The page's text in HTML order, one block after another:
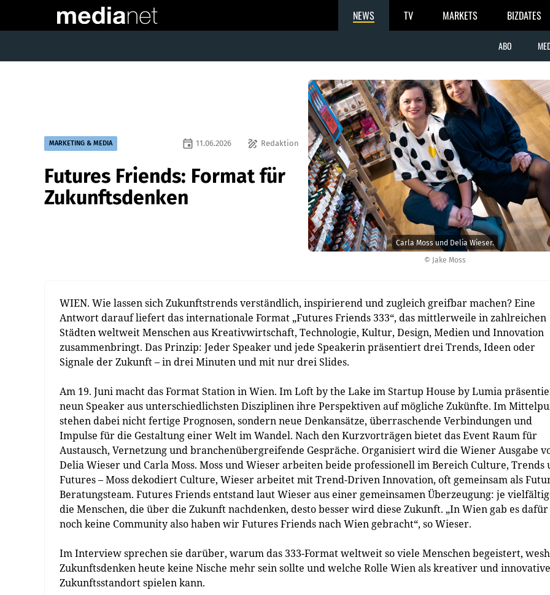
NEWS TV MARKETS BIZDATES
ABO
© Jake Moss
Carla Moss und Delia Wieser.
MARKETING & MEDIA draw Redaktion
event 11.06.2026
Futures Friends: Format für
Zukunftsdenken
WIEN. Wie lassen sich Zukunftstrends verständlich, inspirierend und zugleich greifbar machen? Eine
Antwort darauf liefert das internationale Format „Futures Friends 333“, das mittlerweile in zahlreichen
Städten weltweit Menschen aus Kreativwirtschaft, Technologie, Kultur, Design, Medien und Innovation
zusammenbringt. Das Prinzip: Jeder Speaker und jede Speakerin präsentiert drei Trends, Ideen oder
Signale der Zukunft – in drei Minuten und mit nur drei Slides.
Am 19. Juni macht das Format Station in Wien. Im Loft by the Lake im Startup House by Lumia
neun Speaker aus unterschiedlichsten Disziplinen ihre Perspektiven auf mögliche Zukünfte. Im
stehen dabei nicht fertige Prognosen, sondern neue Denkansätze, überraschende Verbindungen und
Impulse für die Gestaltung einer Welt im Wandel. Nach den Kurzvorträgen bietet das Event Raum für
Austausch, Vernetzung und branchenübergreifende Gespräche. Organisiert wird die Wiener Ausgabe
Delia Wieser und Carla Moss. Moss und Wieser arbeiten beide professionell im Bereich Culture, Trends
Futures – Moss dekodiert Culture, Wieser arbeitet mit Trend-Driven Innovation, oft gemeinsam als
Beratungsteam. Futures Friends entstand laut Wieser aus einer gemeinsamen Überzeugung: je
die Menschen, die über die Zukunft nachdenken, desto besser wird diese Zukunft. „In Wien gab es dafür
noch keine Community also haben wir Futures Friends nach Wien gebracht“, so Wieser.
Im Interview sprechen sie darüber, warum das 333-Format weltweit so viele Menschen begeistert,
Zukunftsdenken heute keine Nische mehr sein sollte und welche Rolle Wien als kreativer und
Zukunftsstandort spielen kann.